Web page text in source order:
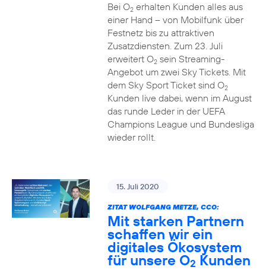
Bei O2erhalten Kunden alles aus
einer Hand – von Mobilfunk über
Festnetz bis zu attraktiven
Zusatzdiensten. Zum 23. Juli
erweitert O2sein Streaming-
Angebot um zwei Sky Tickets. Mit
dem Sky Sport Ticket sind O2
Kunden live dabei, wenn im August
das runde Leder in der UEFA
Champions League und Bundesliga
wieder rollt.
15. Juli 2020
ZITAT WOLFGANG METZE, CCO:
Mit starken Partnern
schaffen wir ein
digitales Ökosystem
für unsere O2 Kunden